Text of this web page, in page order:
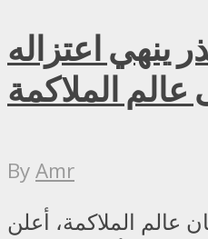
ينهي اعتزاله
عالم الملاكمة
ByAmr
عالم الملاكمة، أعلن